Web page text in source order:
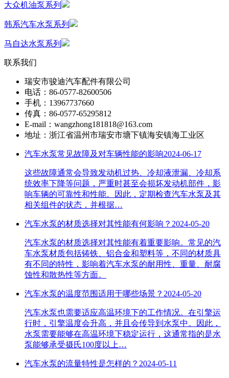
大众机油泵系列
韩系汽车水泵系列
马自达水泵系列
联系我们
瑞安市骏迪汽车配件有限公司
电话：86-0577-82600506
手机：13967737660
传真：86-0577-65295812
E-mail：wangzhong181818@163.com
地址：浙江省温州市瑞安市塘下镇海安镇海工业区
汽车水泵常见故障及对车辆性能的影响2024-06-17
这些故障通常会导致发动机过热、冷却液泄漏、冷却系
统效率下降等问题，严重时甚至会损坏发动机部件，影
响车辆的可靠性和性能。因此，定期检查汽车水泵及其
相关组件的状态，并根据…
汽车水泵的材质选择对其性能有何影响？ 2024-05-20
汽车水泵的材质选择对其性能有着重要影响。常见的汽
车水泵材质包括铸铁、铝合金和塑料等，不同的材质具
有不同的特性，影响着汽车水泵的耐用性、重量、耐腐
蚀性和散热性等方面。
汽车水泵的温度范围适用于哪些场景？ 2024-05-20
汽车水泵也需要适应高温环境下的工作情况。在引擎运
行时，引擎温度会升高，并且会传导到水泵中。因此，
水泵需要能够在高温环境下稳定运行，这通常指的是水
泵能够承受摄氏100度以上…
汽车水泵的流量特性是怎样的？ 2024-05-11